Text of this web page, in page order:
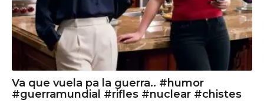
Va que vuela pa la guerra.. #humor
#guerramundial #rifles #nuclear #chistes